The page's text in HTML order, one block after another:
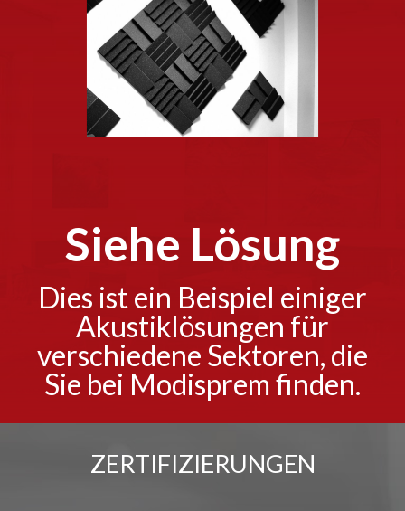
Siehe Lösung
Dies ist ein Beispiel einiger
Akustiklösungen für
verschiedene Sektoren, die
Sie bei Modisprem finden.
ZERTIFIZIERUNGEN